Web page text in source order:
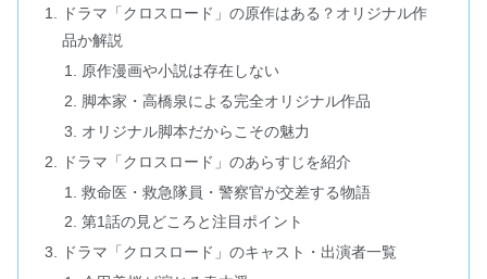
ドラマ「クロスロード」の原作はある？オリジナル作
品か解説
原作漫画や小説は存在しない
脚本家・高橋泉による完全オリジナル作品
オリジナル脚本だからこその魅力
ドラマ「クロスロード」のあらすじを紹介
救命医・救急隊員・警察官が交差する物語
第1話の見どころと注目ポイント
ドラマ「クロスロード」のキャスト・出演者一覧